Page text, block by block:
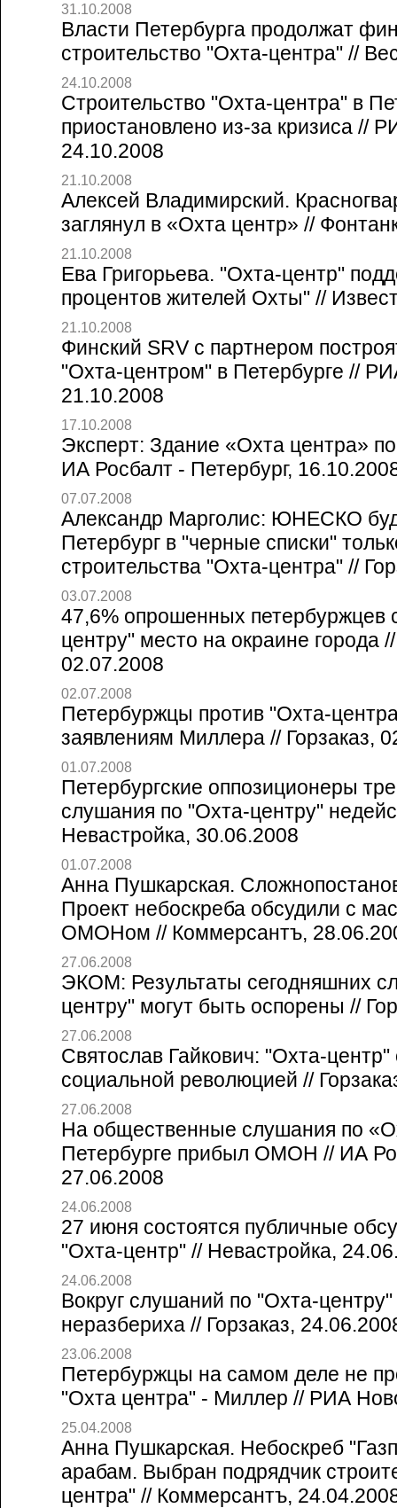
31.10.2008
Власти Петербурга продолжат
строительство "Охта-центра" //
24.10.2008
Строительство "Охта-центра" в
приостановлено из-за кризиса //
24.10.2008
21.10.2008
Алексей Владимирский.
заглянул в «Охта центр» //
21.10.2008
Ева Григорьева. "Охта-центр"
процентов жителей Охты" //
21.10.2008
Финский SRV с партнером
"Охта-центром" в Петербурге //
21.10.2008
17.10.2008
Эксперт: Здание «Охта центра»
ИА Росбалт - Петербург,
07.07.2008
Александр Марголис: ЮНЕСКО
Петербург в "черные списки"
строительства "Охта-центра" //
03.07.2008
47,6% опрошенных петербуржцев
центру" место на окраине города
02.07.2008
02.07.2008
Петербуржцы против "Охта-
заявлениям Миллера // Горзаказ,
01.07.2008
Петербургские оппозиционеры
слушания по "Охта-центру"
Невастройка, 30.06.2008
01.07.2008
Анна Пушкарская.
Проект небоскреба обсудили с
ОМОНом // Коммерсантъ,
27.06.2008
ЭКОМ: Результаты сегодняшних
центру" могут быть оспорены //
27.06.2008
Святослав Гайкович: "Охта-центр"
социальной революцией //
27.06.2008
На общественные слушания по
Петербурге прибыл ОМОН // ИА
27.06.2008
24.06.2008
27 июня состоятся публичные
"Охта-центр" // Невастройка,
24.06.2008
Вокруг слушаний по "Охта-
неразбериха // Горзаказ,
23.06.2008
Петербуржцы на самом деле не
"Охта центра" - Миллер // РИА
25.04.2008
Анна Пушкарская. Небоскреб
арабам. Выбран подрядчик
центра" // Коммерсантъ,